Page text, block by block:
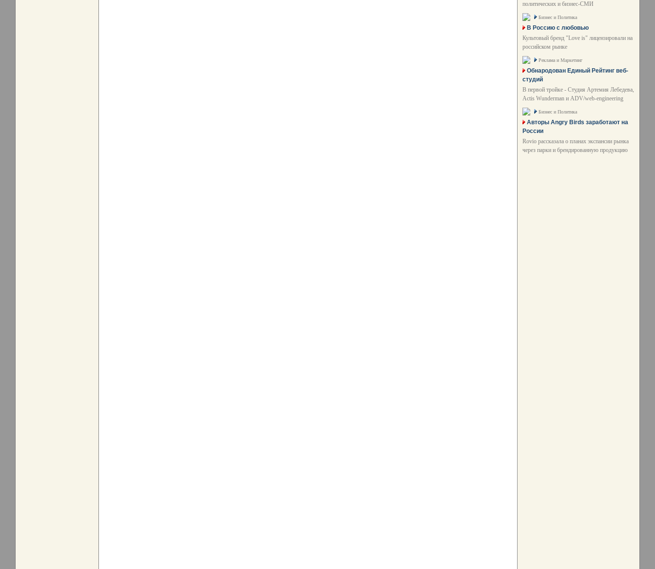
политических и бизнес-СМИ
Бизнес и Политика
В Россию с любовью
Культовый бренд "Love is" лицензировали на
российском рынке
Реклама и Маркетинг
Обнародован Единый Рейтинг веб-
студий
В первой тройке - Студия Артемия Лебедева,
Actis Wunderman и ADV/web-engineering
Бизнес и Политика
Авторы Angry Birds заработают на
России
Rovio рассказала о планах экспансии рынка
через парки и брендированную продукцию